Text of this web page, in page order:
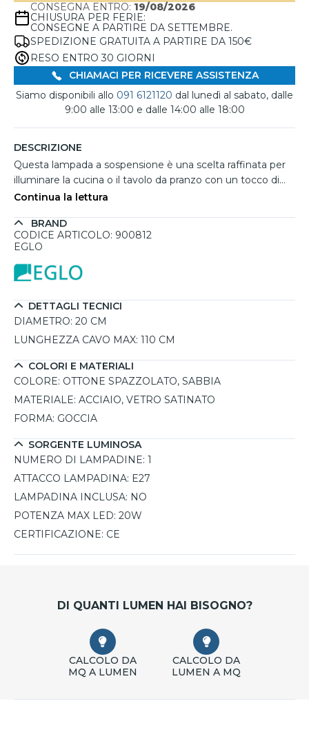
CONSEGNA ENTRO: 19/08/2026
CHIUSURA PER FERIE:
CONSEGNE A PARTIRE DA SETTEMBRE.
SPEDIZIONE GRATUITA A PARTIRE DA 150€
RESO ENTRO 30 GIORNI
CHIAMACI PER RICEVERE ASSISTENZA
Siamo disponibili allo 091 6121120 dal lunedì al sabato, dalle
9:00 alle 13:00 e dalle 14:00 alle 18:00
DESCRIZIONE
Questa lampada a sospensione è una scelta raffinata per
illuminare la cucina o il tavolo da pranzo con un tocco di
eleganza moderna (collezione Caprarola di Eglo). La
conferisce pregio e resistenza, mentre il diffusore in vetro
satinato color sabbia ammorbidisce la luce creando
cm e cavo regolabile fino a 110 cm, si adatta facilmente a
Compatibile con attacco E27, supporta lampadine LED
fino a 20W (non incluse).
Continua la lettura
BRAND
CODICE ARTICOLO: 900812
EGLO
DETTAGLI TECNICI
DIAMETRO: 20 CM
LUNGHEZZA CAVO MAX: 110 CM
COLORI E MATERIALI
COLORE: OTTONE SPAZZOLATO, SABBIA
MATERIALE: ACCIAIO, VETRO SATINATO
FORMA: GOCCIA
SORGENTE LUMINOSA
NUMERO DI LAMPADINE: 1
ATTACCO LAMPADINA: E27
LAMPADINA INCLUSA: NO
POTENZA MAX LED: 20W
CERTIFICAZIONE: CE
DI QUANTI LUMEN HAI BISOGNO?
CALCOLO DA
MQ A LUMEN
CALCOLO DA
LUMEN A MQ